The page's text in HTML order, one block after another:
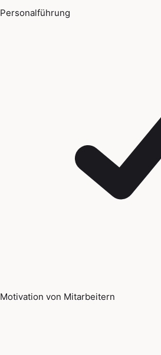
Personalführung
Motivation von Mitarbeitern